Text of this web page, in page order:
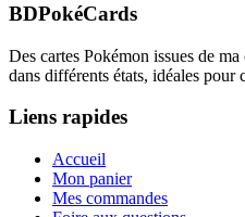
BDPokéCards
Des cartes Pokémon issues de
dans différents états, idéales pour
Liens rapides
Accueil
Mon panier
Mes commandes